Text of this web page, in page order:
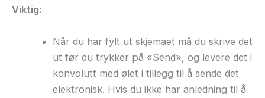
Viktig:
Når du har fylt ut skjemaet må du skrive det
ut før du trykker på «Send», og levere det i
konvolutt med ølet i tillegg til å sende det
elektronisk. Hvis du ikke har anledning til å